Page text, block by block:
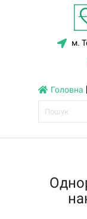
м.
Головна